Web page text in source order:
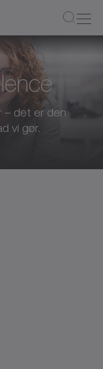
– det er den
vi gør.